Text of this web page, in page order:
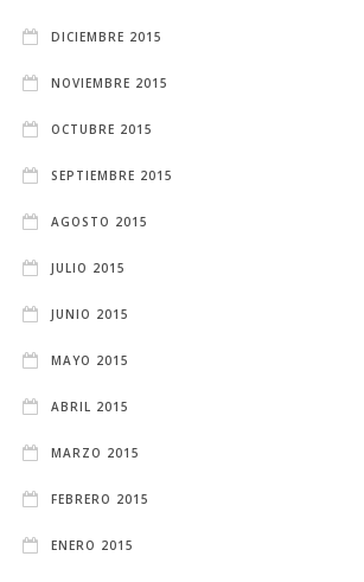
DICIEMBRE 2015
NOVIEMBRE 2015
OCTUBRE 2015
SEPTIEMBRE 2015
AGOSTO 2015
JULIO 2015
JUNIO 2015
MAYO 2015
ABRIL 2015
MARZO 2015
FEBRERO 2015
ENERO 2015